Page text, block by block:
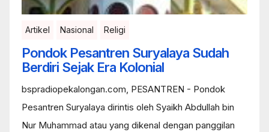
Artikel Nasional Religi
Pondok Pesantren Suryalaya Sudah
Berdiri Sejak Era Kolonial
bspradiopekalongan.com, PESANTREN - Pondok
Pesantren Suryalaya dirintis oleh Syaikh Abdullah bin
Nur Muhammad atau yang dikenal dengan panggilan